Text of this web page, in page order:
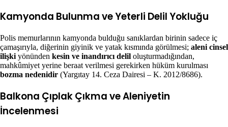
Kamyonda Bulunma ve Yeterli Delil Yokluğu
Polis memurlarının kamyonda bulduğu sanıklardan birinin sadece iç
çamaşırıyla, diğerinin giyinik ve yatak kısmında görülmesi; aleni cinsel
ilişki yönünden kesin ve inandırıcı delil oluşturmadığından,
mahkûmiyet yerine beraat verilmesi gerekirken hüküm kurulması
bozma nedenidir (Yargıtay 14. Ceza Dairesi – K. 2012/8686).
Balkona Çıplak Çıkma ve Aleniyetin
İncelenmesi